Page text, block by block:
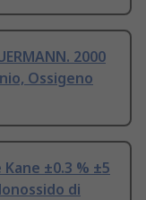
2000
Ossigeno
±0.3 % ±5
di